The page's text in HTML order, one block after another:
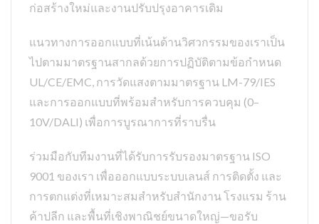
ก่อสร้างใหม่และงานปรับปรุงอาคารเดิม
แนวทางการออกแบบที่เน้นด้านวิศวกรรมของเราเป็น
ไปตามมาตรฐานสากลด้วยการปฏิบัติตามข้อกำหนด
UL/CE/EMC, การวัดแสงตามมาตรฐาน LM-79/IES
และการออกแบบที่พร้อมสำหรับการควบคุม (0–
10V/DALI) เพื่อการบูรณาการที่ราบรื่น
ร่วมมือกับทีมงานที่ได้รับการรับรองมาตรฐาน ISO
9001 ของเรา เพื่อออกแบบระบบเลนส์ การติดตั้ง และ
การตกแต่งที่เหมาะสมสำหรับสำนักงาน โรงแรม ร้าน
ค้าปลีก และพื้นที่เชิงพาณิชย์ขนาดใหญ่—ขอรับ